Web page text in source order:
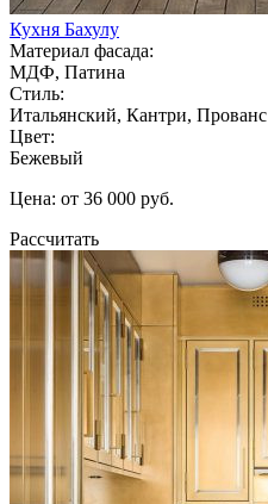
Кухня Бахулу
Материал фасада:
МДФ, Патина
Стиль:
Итальянский, Кантри, Прованс
Цвет:
Бежевый
Цена: от 36 000 руб.
Рассчитать